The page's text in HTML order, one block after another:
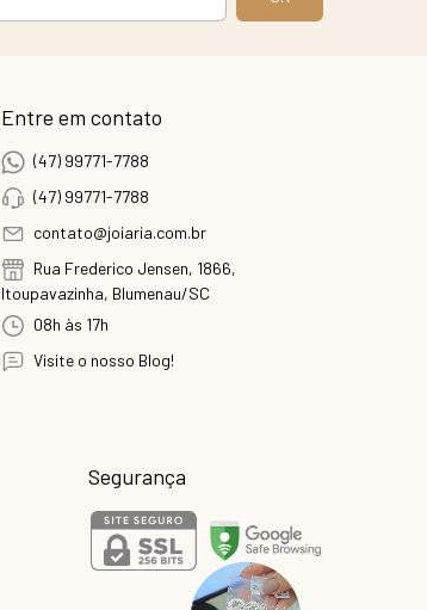
Entre em contato
(47) 99771-7788
(47) 99771-7788
contato@joiaria.com.br
Rua Frederico Jensen, 1866,
Itoupavazinha, Blumenau/SC
08h às 17h
Visite o nosso Blog!
Segurança